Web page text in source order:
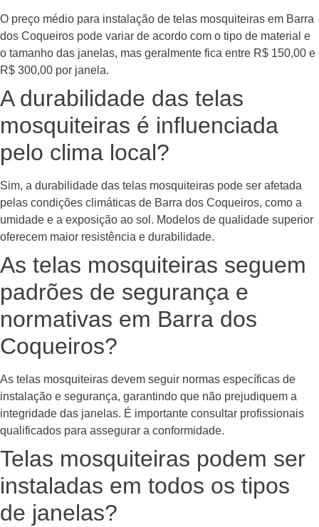
O preço médio para instalação de telas mosquiteiras em Barra
dos Coqueiros pode variar de acordo com o tipo de material e
o tamanho das janelas, mas geralmente fica entre R$ 150,00 e
R$ 300,00 por janela.
A durabilidade das telas
mosquiteiras é influenciada
pelo clima local?
Sim, a durabilidade das telas mosquiteiras pode ser afetada
pelas condições climáticas de Barra dos Coqueiros, como a
umidade e a exposição ao sol. Modelos de qualidade superior
oferecem maior resistência e durabilidade.
As telas mosquiteiras seguem
padrões de segurança e
normativas em Barra dos
Coqueiros?
As telas mosquiteiras devem seguir normas específicas de
instalação e segurança, garantindo que não prejudiquem a
integridade das janelas. É importante consultar profissionais
qualificados para assegurar a conformidade.
Telas mosquiteiras podem ser
instaladas em todos os tipos
de janelas?